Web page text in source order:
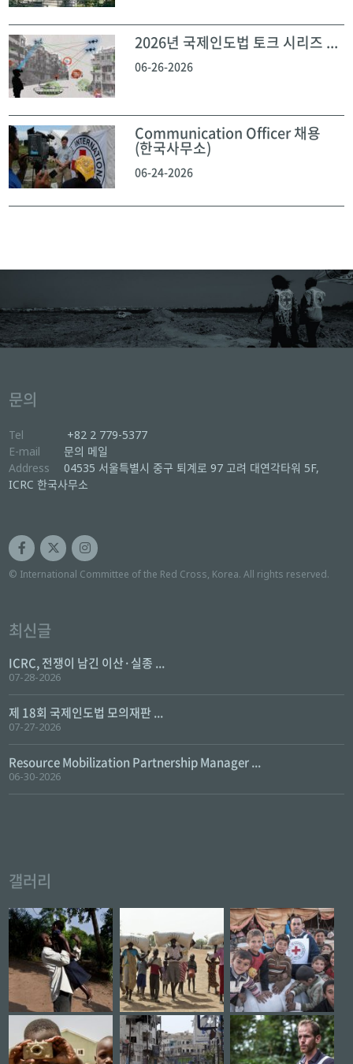
2026년 국제인도법 토크 시리즈 ...
06-26-2026
Communication Officer 채용
(한국사무소)
06-24-2026
문의
Tel
+82 2 779-5377
E-mail
문의 메일
Address
04535 서울특별시 중구 퇴계로 97 고려 대연각타워 5F,
ICRC 한국사무소
© International Committee of the Red Cross, Korea. All rights reserved.
최신글
ICRC, 전쟁이 남긴 이산·실종 ...
07-28-2026
제 18회 국제인도법 모의재판 ...
07-27-2026
Resource Mobilization Partnership Manager ...
06-30-2026
갤러리